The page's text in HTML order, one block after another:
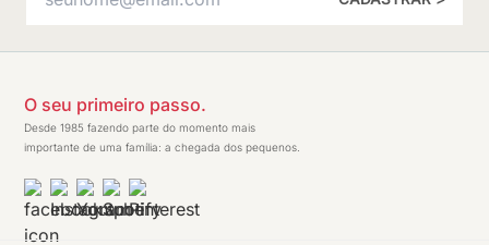
O seu primeiro passo.
Desde 1985 fazendo parte do momento mais
importante de uma família: a chegada dos pequenos.